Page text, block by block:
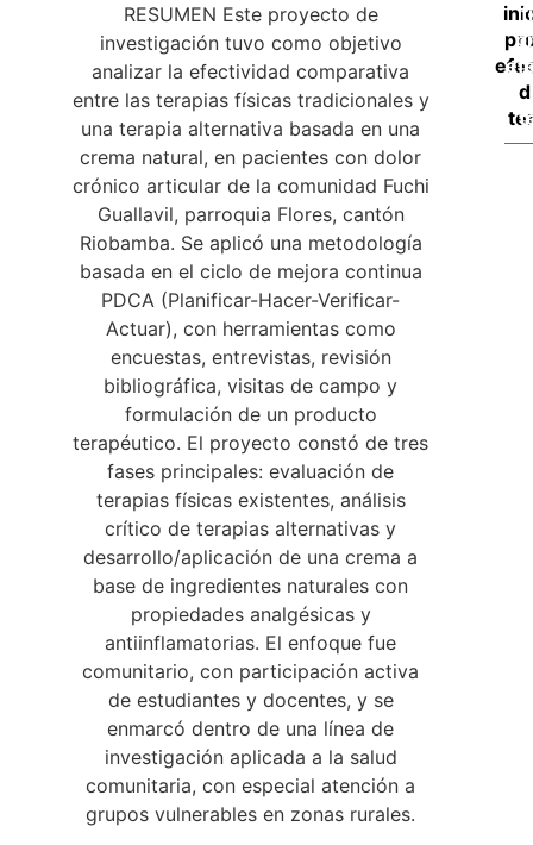
RESUMEN Este proyecto de
investigación tuvo como objetivo
analizar la efectividad comparativa
entre las terapias físicas tradicionales y
una terapia alternativa basada en una
crema natural, en pacientes con dolor
crónico articular de la comunidad Fuchi
Guallavil, parroquia Flores, cantón
Riobamba. Se aplicó una metodología
basada en el ciclo de mejora continua
PDCA (Planificar-Hacer-Verificar-
Actuar), con herramientas como
encuestas, entrevistas, revisión
bibliográfica, visitas de campo y
formulación de un producto
terapéutico. El proyecto constó de tres
fases principales: evaluación de
terapias físicas existentes, análisis
crítico de terapias alternativas y
desarrollo/aplicación de una crema a
base de ingredientes naturales con
propiedades analgésicas y
antiinflamatorias. El enfoque fue
comunitario, con participación activa
de estudiantes y docentes, y se
enmarcó dentro de una línea de
investigación aplicada a la salud
comunitaria, con especial atención a
grupos vulnerables en zonas rurales.